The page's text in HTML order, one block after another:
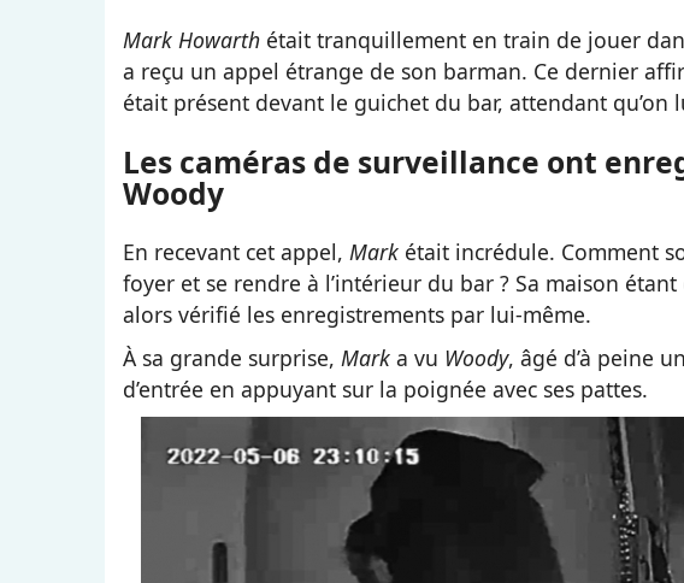
Mark Howarth était tranquillement en train de jouer
a reçu un appel étrange de son barman. Ce dernier
était présent devant le guichet du bar, attendant
Les caméras de surveillance ont
Woody
En recevant cet appel, Mark était incrédule. Comment
foyer et se rendre à l’intérieur du bar ? Sa maison
alors vérifié les enregistrements par lui-même.
À sa grande surprise, Mark a vu Woody, âgé d’à peine
d’entrée en appuyant sur la poignée avec ses pattes.